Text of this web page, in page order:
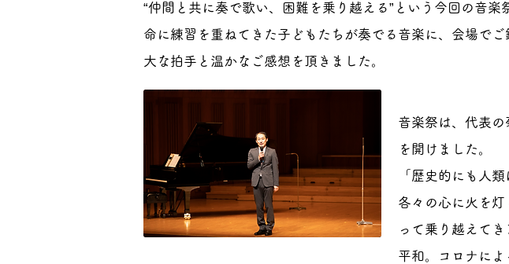
“仲間と共に奏で歌い、困難を乗り越える”という今回の音
命に練習を重ねてきた子どもたちが奏でる音楽に、会場で
大な拍手と温かなご感想を頂きました。
音楽祭は、代表
を開けました。
「歴史的にも人
各々の心に火を
って乗り越えて
平和。コロナに